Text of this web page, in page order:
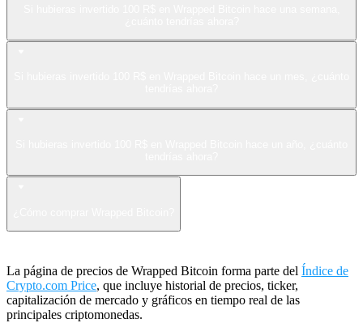
La página de precios de Wrapped Bitcoin forma parte del Índice de
Crypto.com Price, que incluye historial de precios, ticker,
capitalización de mercado y gráficos en tiempo real de las
principales criptomonedas.